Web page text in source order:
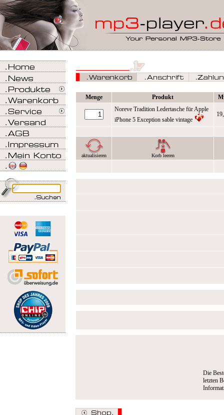
Menge Produkt
Noreve Tradition Ledertasche für Apple
iPhone 5 Exception sable vintage
aktualisieren Korb leeren
Die
letzten